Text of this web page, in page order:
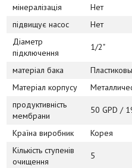
мінералізація
Нет
підвищує насос
Нет
Діаметр
підключення
1/2"
матеріал бака
Матеріал корпусу
продуктивність
мембрани
50 GPD /
Країна виробник
Корея
Кількість ступенів
очищення
5